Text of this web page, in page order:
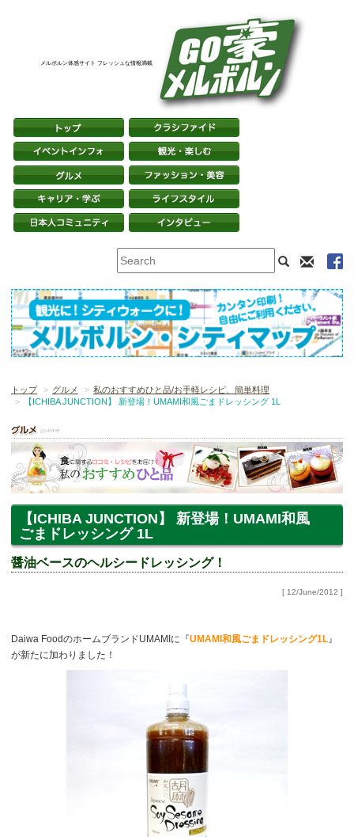
メルボルン体感サイト フレッシュな情報満載
トップ グルメ
私のおすすめひと品/お手軽レシピ、簡単料理
【ICHIBA JUNCTION】 新登場！UMAMI和風ごまドレッシング 1L
【ICHIBA JUNCTION】 新登場！UMAMI和風
ごまドレッシング 1L
醤油ベースのヘルシードレッシング！
[ 12/June/2012 ]
Daiwa FoodのホームブランドUMAMIに『UMAMI和風ごまドレッシング1L 』
が新たに加わりました！